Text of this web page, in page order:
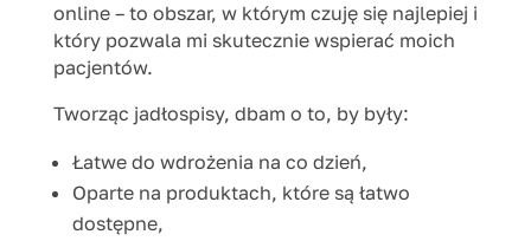
online – to obszar, w którym czuję się najlepiej i
który pozwala mi skutecznie wspierać moich
pacjentów.
Tworząc jadłospisy, dbam o to, by były:
Łatwe do wdrożenia na co dzień,
Oparte na produktach, które są łatwo
dostępne,